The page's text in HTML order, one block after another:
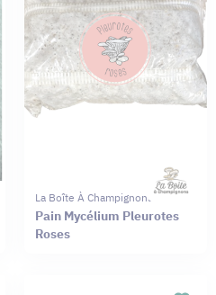
La Boîte À Champignons
Pain Mycélium Pleurotes
Roses